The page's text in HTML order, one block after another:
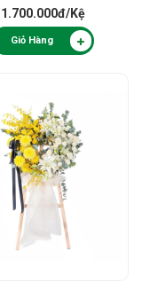
1.700.000đ/Kệ
Giỏ Hàng